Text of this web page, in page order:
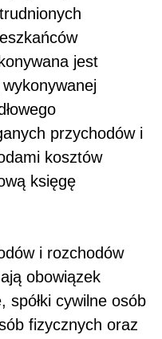
jest
przychodów i
kosztów
księgę
i rozchodów
obowiązek
spółki cywilne osób
fizycznych oraz